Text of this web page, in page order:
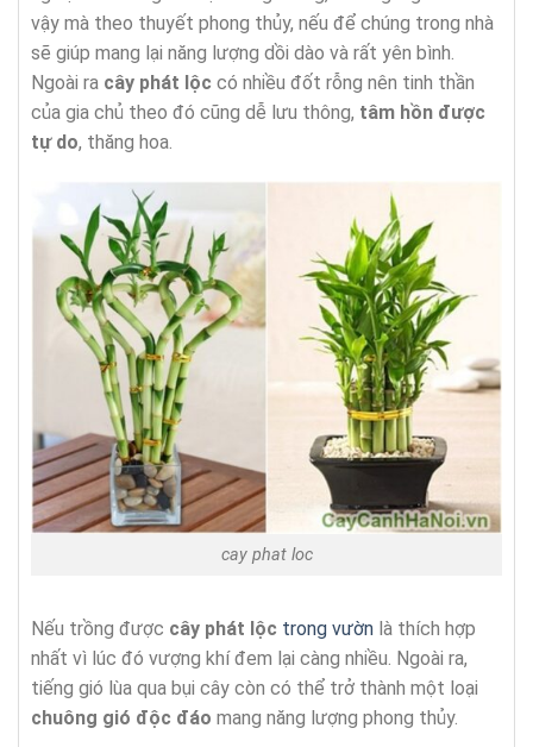
vậy mà theo thuyết phong thủy, nếu để chúng trong nhà
sẽ giúp mang lại năng lượng dồi dào và rất yên bình.
Ngoài ra cây phát lộc có nhiều đốt rỗng nên tinh thần
của gia chủ theo đó cũng dễ lưu thông, tâm hồn được
tự do, thăng hoa.
cay phat loc
Nếu trồng được cây phát lộc trong vườn là thích hợp
nhất vì lúc đó vượng khí đem lại càng nhiều. Ngoài ra,
tiếng gió lùa qua bụi cây còn có thể trở thành một loại
chuông gió độc đáo mang năng lượng phong thủy.